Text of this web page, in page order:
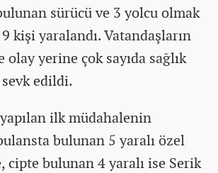
sürücü ve 3 yolcu olmak
kişi yaralandı. Vatandaşların
olay yerine çok sayıda sağlık
edildi.
ilk müdahalenin
bulunan 5 yaralı özel
cipte bulunan 4 yaralı ise Serik